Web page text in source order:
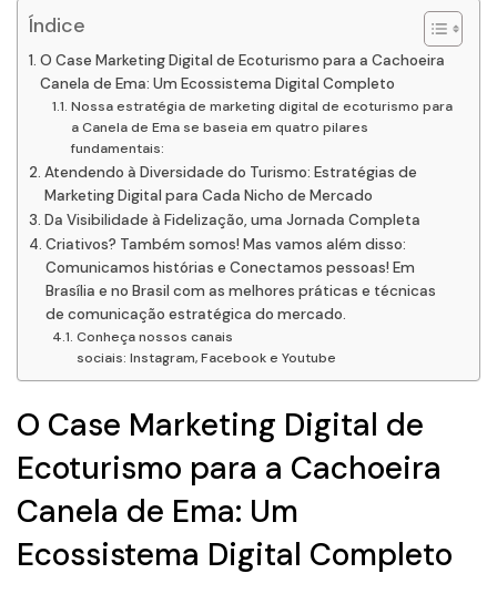
Índice
O Case Marketing Digital de Ecoturismo para a Cachoeira
Canela de Ema: Um Ecossistema Digital Completo
Nossa estratégia de marketing digital de ecoturismo para
a Canela de Ema se baseia em quatro pilares
fundamentais:
Atendendo à Diversidade do Turismo: Estratégias de
Marketing Digital para Cada Nicho de Mercado
Da Visibilidade à Fidelização, uma Jornada Completa
Criativos? Também somos! Mas vamos além disso:
Comunicamos histórias e Conectamos pessoas! Em
Brasília e no Brasil com as melhores práticas e técnicas
de comunicação estratégica do mercado.
Conheça nossos canais
sociais: Instagram, Facebook e Youtube
O Case Marketing Digital de
Ecoturismo para a Cachoeira
Canela de Ema: Um
Ecossistema Digital Completo